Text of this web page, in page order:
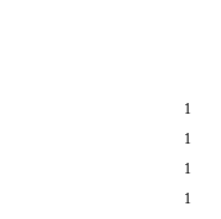
1
1
1
1